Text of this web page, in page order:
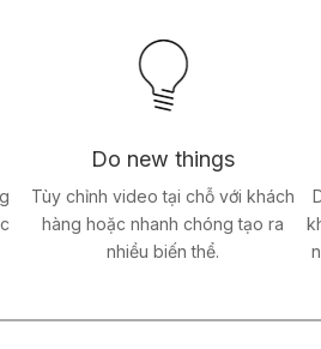
Do new things
Tùy chỉnh video tại chỗ với khách
hàng hoặc nhanh chóng tạo ra
nhiều biến thể.